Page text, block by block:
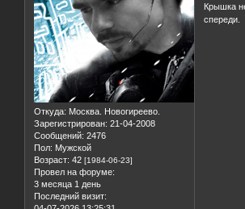
Откуда: Москва. Новогиреево.
Зарегистрирован: 21-04-2008
Сообщений: 2476
Пол: Мужской
Возраст: 42 [1984-06-23]
Провел на форуме:
3 месяца 1 день
Последний визит:
Крышка
спереди.